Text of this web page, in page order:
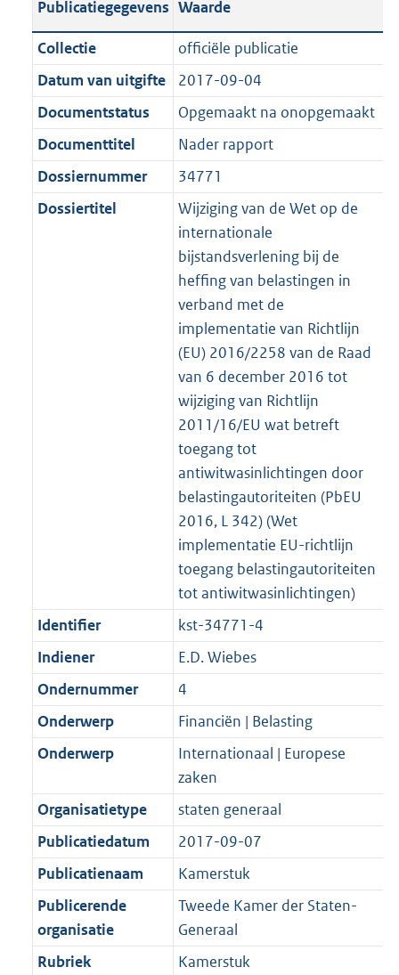
i
e
i
n
f
r
m
3
K
b
t
i
e
i
n
o
r
:
K
b
a
t
i
e
i
f
o
e
4
K
b
c
a
t
i
e
n
f
t
:
4
K
a
n
d
s
g
r
o
t
t
e
:
3
K
b
a
n
d
s
g
r
o
t
t
e
:
3
K
b
Publicatiegegevens Waarde
Collectie
officiële publicatie
Datum van uitgifte
2017-09-04
Documentstatus
Opgemaakt na onopgemaakt
Documenttitel
Nader rapport
Dossiernummer
34771
Dossiertitel
Wijziging van de Wet op de
internationale
bijstandsverlening bij de
heffing van belastingen in
verband met de
implementatie van Richtlijn
(EU) 2016/2258 van de Raad
van 6 december 2016 tot
wijziging van Richtlijn
2011/16/EU wat betreft
toegang tot
antiwitwasinlichtingen door
belastingautoriteiten (PbEU
2016, L 342) (Wet
implementatie EU-richtlijn
toegang belastingautoriteiten
tot antiwitwasinlichtingen)
Identifier
kst-34771-4
Indiener
E.D. Wiebes
Ondernummer
4
Onderwerp
Financiën | Belasting
Onderwerp
Internationaal | Europese
zaken
Organisatietype
staten generaal
Publicatiedatum
2017-09-07
Publicatienaam
Kamerstuk
Publicerende
organisatie
Tweede Kamer der Staten-
Generaal
Rubriek
Kamerstuk